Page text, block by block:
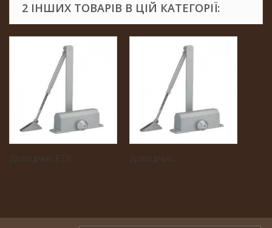
2 ІНШИХ ТОВАРІВ В ЦІЙ КАТЕГОРІЇ:
Доводчик FZB Доводчик...